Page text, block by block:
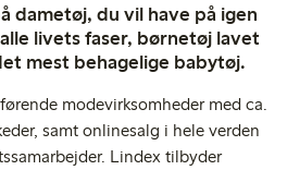
dametøj, du vil have på igen
livets faser, børnetøj lavet
mest behagelige babytøj.
modevirksomheder med ca.
samt onlinesalg i hele verden
Lindex tilbyder